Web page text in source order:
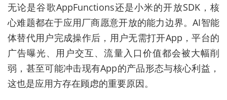
无论是谷歌AppFunctions还是小米的开放SDK，核
心难题都在于应用厂商愿意开放的能力边界。AI智能
体替代用户完成操作后，用户无需打开App，平台的
广告曝光、用户交互、流量入口价值都会被大幅削
弱，甚至可能冲击现有App的产品形态与核心利益，
这也是应用方存在顾虑的重要原因。